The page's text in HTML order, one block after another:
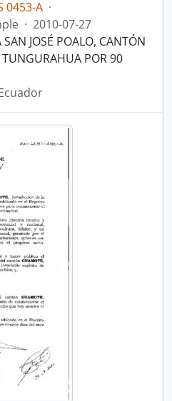
0453-A ·
· 2010-07-27
JOSÉ POALO, CANTÓN
TUNGURAHUA POR 90